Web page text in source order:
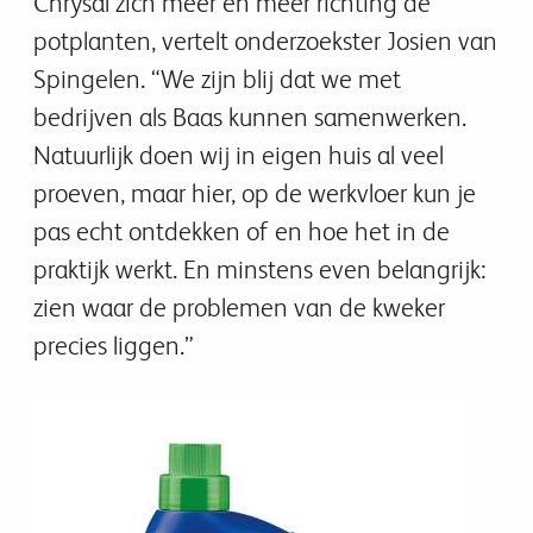
potplanten, vertelt onderzoekster Josien van
Spingelen. “We zijn blij dat we met
bedrijven als Baas kunnen samenwerken.
Natuurlijk doen wij in eigen huis al veel
proeven, maar hier, op de werkvloer kun je
pas echt ontdekken of en hoe het in de
praktijk werkt. En minstens even belangrijk:
zien waar de problemen van de kweker
precies liggen.”